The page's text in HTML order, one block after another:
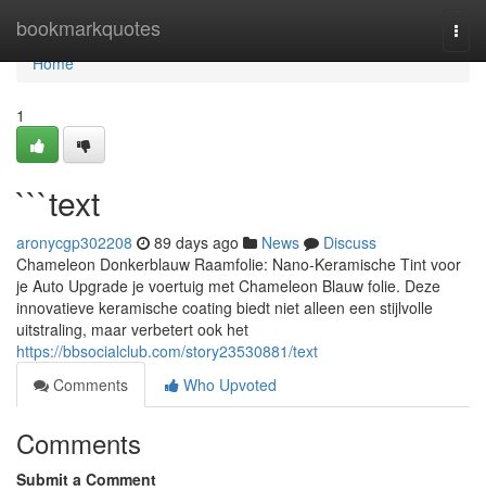
bookmarkquotes
Home
Home
1
```text
aronycgp302208 89 days ago News
Discuss
Chameleon Donkerblauw Raamfolie: Nano-Keramische Tint voor
je Auto Upgrade je voertuig met Chameleon Blauw folie. Deze
innovatieve keramische coating biedt niet alleen een stijlvolle
uitstraling, maar verbetert ook het
https://bbsocialclub.com/story23530881/text
Comments
Who Upvoted
Comments
Submit a Comment